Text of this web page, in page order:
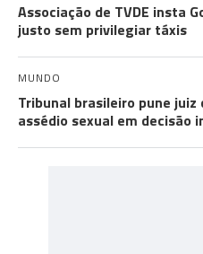
Associação de TVDE insta
justo sem privilegiar táxis
MUNDO
Tribunal brasileiro pune
assédio sexual em decisão